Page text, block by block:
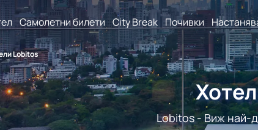
Самолетни билети City Break Почивки
Lobitos
Lobitos - Виж най-